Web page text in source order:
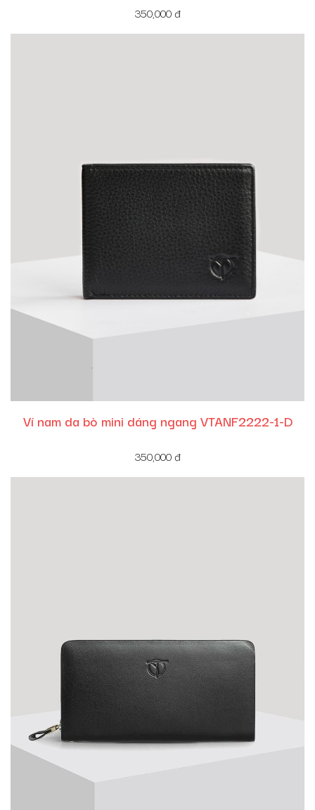
350,000đ
Ví nam da bò mini dáng ngang VTANF2222-1-D
350,000đ